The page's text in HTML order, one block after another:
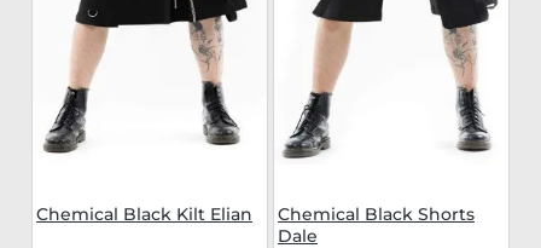
Chemical Black Kilt Elian
Chemical Black Shorts
Dale